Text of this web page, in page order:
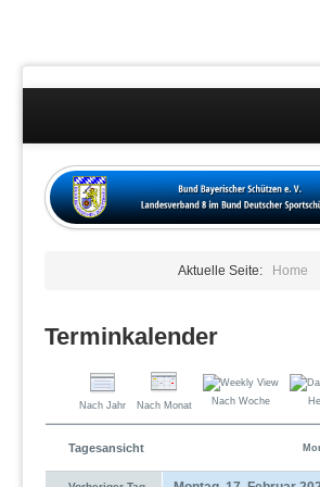
Wettkämpfe
Datenschutzübersicht
Aktuelle Seite: Home
Terminkalender
Nach Jahr Nach Monat Nach Woche
Tagesansicht